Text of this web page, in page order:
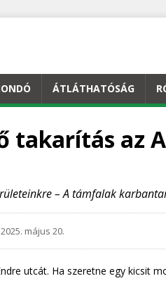
ÁTLÁTHATÓSÁG
takarítás az
– A támfalak
2025. május 20.
utcát. Ha szeretne egy kicsit